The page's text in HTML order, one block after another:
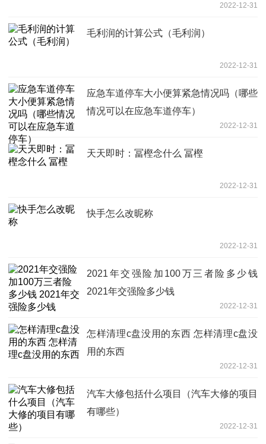
2022-12-31
毛利润的计算公式（毛利润）
2022-12-31
应急车道停车大小便算紧急情况吗（哪些
情况可以在应急车道停车）
2022-12-31
天天即时：冨樫念什么 冨樫
2022-12-31
快手怎么改昵称
2022-12-31
2021年交强险加100万三者险多少钱
2021年交强险多少钱
2022-12-31
怎样清理c盘没用的东西 怎样清理c盘没
用的东西
2022-12-31
汽车大修包括什么项目（汽车大修的项目
有哪些）
2022-12-31